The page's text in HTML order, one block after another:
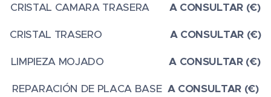
CRISTAL CAMARA TRASERA A CONSULTAR (€)
CRISTAL TRASERO A CONSULTAR (€)
LIMPIEZA MOJADOA CONSULTAR (€)
REPARACIÓN DE PLACA BASE A CONSULTAR (€)